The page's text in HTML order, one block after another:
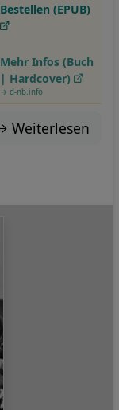
Bestellen (EPUB)
Mehr Infos (Buch
| Hardcover)
→ d-nb.info
Weiterlesen